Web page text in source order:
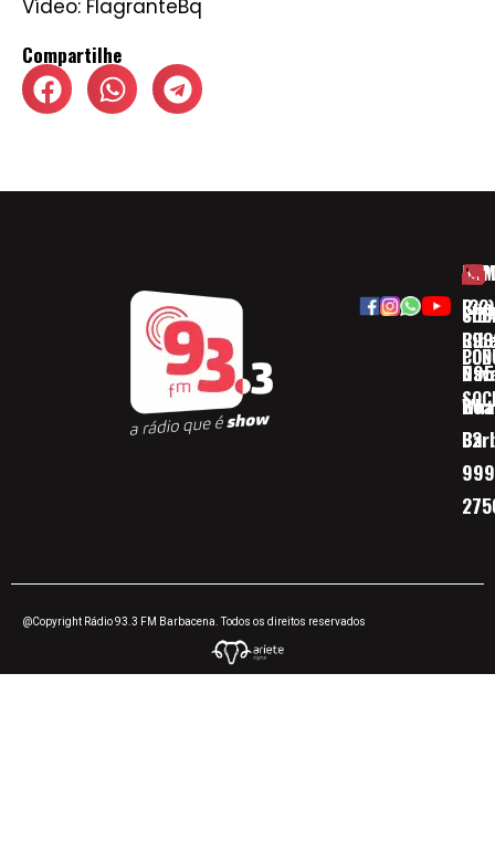
Vídeo: FlagranteBq
Compartilhe
(32)
32
@Copyright Rádio 93.3 FM Barbacena. Todos os direitos reservados